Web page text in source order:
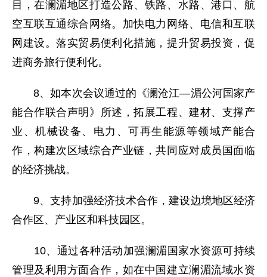
目，在澜湄地区打造公路、铁路、水路、港口、航
空互联互通综合网络。加快电力网络、电信和互联
网建设。落实贸易便利化措施，提升贸易投资，促
进商务旅行便利化。
8、如本次会议通过的《澜沧江—湄公河国家产
能合作联合声明》所述，拓展工程、建材、支撑产
业、机械设备、电力、可再生能源等领域产能合
作，构建次区域综合产业链，共同应对成员国面临
的经济挑战。
9、支持加强经济技术合作，建设边境地区经济
合作区、产业区和科技园区。
10、通过各种活动加强澜湄国家水资源可持续
管理及利用方面合作，如在中国建立澜湄流域水资